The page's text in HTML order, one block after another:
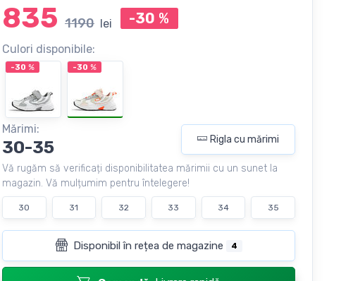
835 1190 lei -30 %
Culori disponibile:
-30 % -30 %
Mărimi:
30-35 Rigla cu mărimi
Vă rugăm să verificați disponibilitatea mărimii cu un sunet la
magazin. Vă mulțumim pentru întelegere!
30 31 32 33 34 35
Disponibil în rețea de magazine 4